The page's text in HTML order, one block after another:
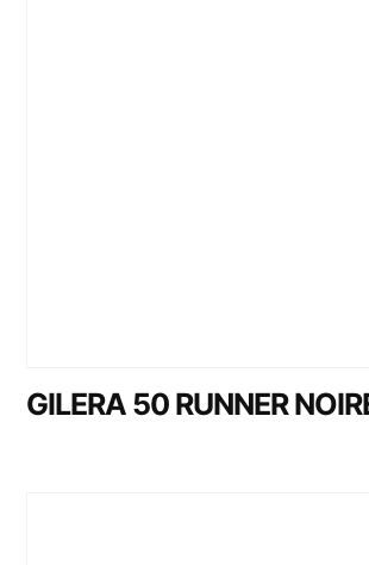
GILERA 50 RUNNER